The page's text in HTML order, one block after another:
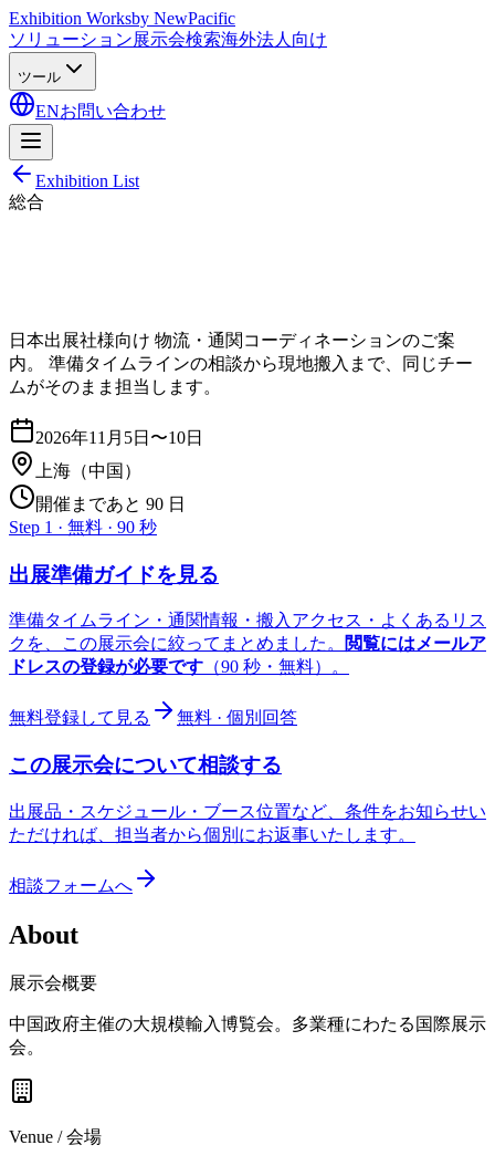
Exhibition Worksby NewPacific
ソリューション展示会検索海外法人向け
ツール
ENお問い合わせ
Exhibition List
総合
日本出展社様向け 物流・通関コーディネーションのご案
内。 準備タイムラインの相談から現地搬入まで、同じチー
ムがそのまま担当します。
2026年11月5日〜10日
上海 （中国）
開催まであと 90 日
Step 1 · 無料 · 90 秒
出展準備ガイドを見る
準備タイムライン・通関情報・搬入アクセス・よくあるリス
クを、この展示会に絞ってまとめました。
閲覧にはメールア
ドレスの登録が必要です （90 秒・無料）。
無料登録して見る 無料 · 個別回答
この展示会について相談する
出展品・スケジュール・ブース位置など、条件をお知らせい
ただければ、担当者から個別にお返事いたします。
相談フォームへ
About
展示会概要
中国政府主催の大規模輸入博覧会。多業種にわたる国際展示
会。
Venue / 会場